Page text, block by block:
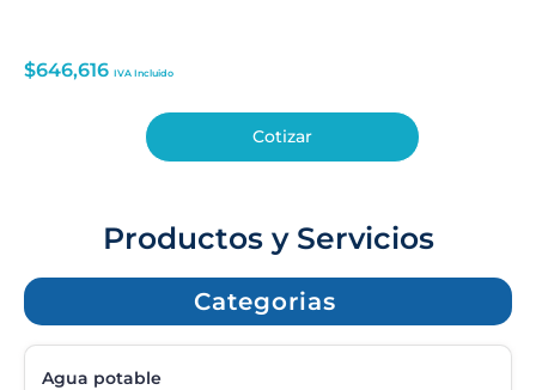
$646,616 IVA Incluido
Cotizar
Productos y Servicios
Categorias
Agua potable